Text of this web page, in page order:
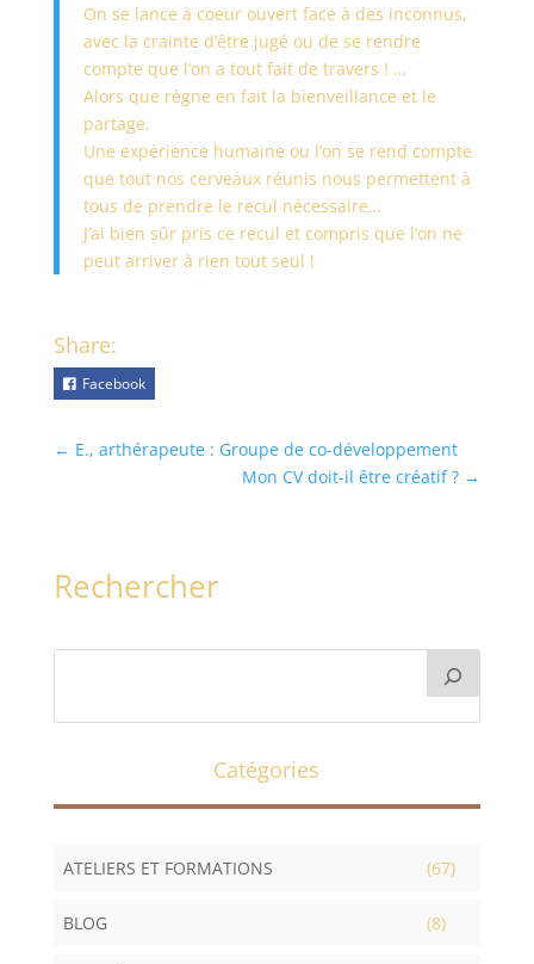
On se lance à coeur ouvert face à des inconnus,
avec la crainte d’être jugé ou de se rendre
compte que l’on a tout fait de travers ! …
Alors que règne en fait la bienveillance et le
partage.
Une expérience humaine ou l’on se rend compte
que tout nos cerveaux réunis nous permettent à
tous de prendre le recul nécessaire…
J’ai bien sûr pris ce recul et compris que l’on ne
peut arriver à rien tout seul !
Share:
Facebook
← E., arthérapeute : Groupe de co-développement
Mon CV doit-il être créatif ? →
Rechercher
Catégories
ATELIERS ET FORMATIONS (67)
BLOG (8)